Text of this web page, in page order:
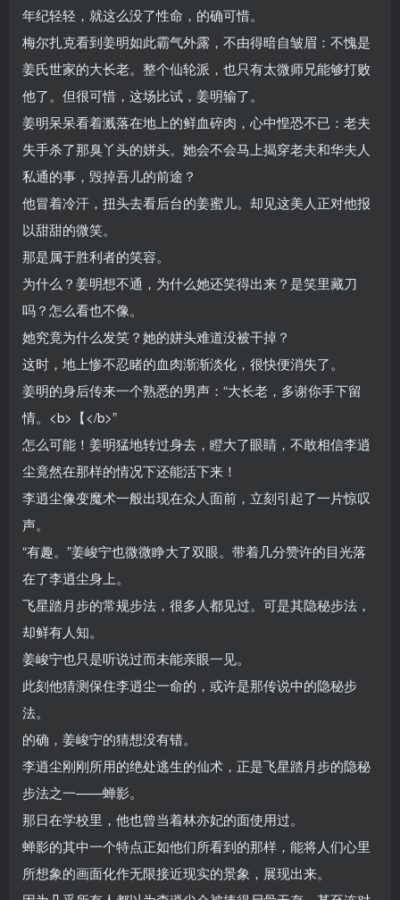
年纪轻轻，就这么没了性命，的确可惜。
梅尔扎克看到姜明如此霸气外露，不由得暗自皱眉：不愧是
姜氏世家的大长老。整个仙轮派，也只有太微师兄能够打败
他了。但很可惜，这场比试，姜明输了。
姜明呆呆看着溅落在地上的鲜血碎肉，心中惶恐不已：老夫
失手杀了那臭丫头的姘头。她会不会马上揭穿老夫和华夫人
私通的事，毁掉吾儿的前途？
他冒着冷汗，扭头去看后台的姜蜜儿。却见这美人正对他报
以甜甜的微笑。
那是属于胜利者的笑容。
为什么？姜明想不通，为什么她还笑得出来？是笑里藏刀
吗？怎么看也不像。
她究竟为什么发笑？她的姘头难道没被干掉？
这时，地上惨不忍睹的血肉渐渐淡化，很快便消失了。
姜明的身后传来一个熟悉的男声：“大长老，多谢你手下留
情。<b>【</b>”
怎么可能！姜明猛地转过身去，瞪大了眼睛，不敢相信李逍
尘竟然在那样的情况下还能活下来！
李逍尘像变魔术一般出现在众人面前，立刻引起了一片惊叹
声。
“有趣。”姜峻宁也微微睁大了双眼。带着几分赞许的目光落
在了李逍尘身上。
飞星踏月步的常规步法，很多人都见过。可是其隐秘步法，
却鲜有人知。
姜峻宁也只是听说过而未能亲眼一见。
此刻他猜测保住李逍尘一命的，或许是那传说中的隐秘步
法。
的确，姜峻宁的猜想没有错。
李逍尘刚刚所用的绝处逃生的仙术，正是飞星踏月步的隐秘
步法之一——蝉影。
那日在学校里，他也曾当着林亦妃的面使用过。
蝉影的其中一个特点正如他们所看到的那样，能将人们心里
所想象的画面化作无限接近现实的景象，展现出来。